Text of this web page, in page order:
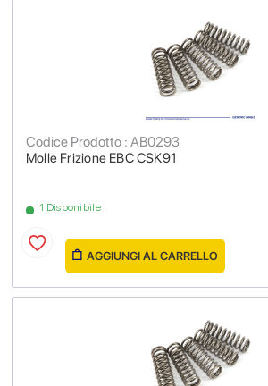
Molle Frizione EBC CSK91
Codice Prodotto : AB0293
1 Disponibile
AGGIUNGI AL CARRELLO